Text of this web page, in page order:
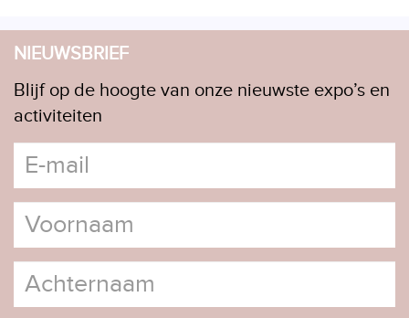
NIEUWSBRIEF
Blijf op de hoogte van onze nieuwste expo’s en
activiteiten